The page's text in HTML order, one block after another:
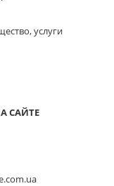
услуги
САЙТЕ